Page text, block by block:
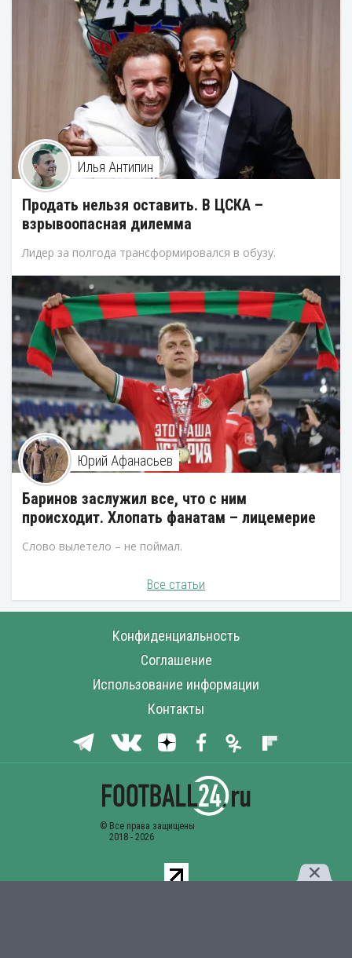
Илья Антипин
Продать нельзя оставить. В ЦСКА –
взрывоопасная дилемма
Лидер за полгода трансформировался в обузу.
Юрий Афанасьев
Баринов заслужил все, что с ним
происходит. Хлопать фанатам – лицемерие
Слово вылетело – не поймал.
Все статьи
Конфиденциальность
Соглашение
Использование информации
Контакты